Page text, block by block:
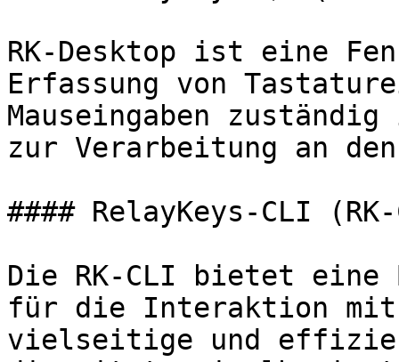
RK-Desktop ist eine
Erfassung von
Mauseingaben
zur Verarbeitung an
#### RelayKeys-CLI
Die RK-CLI bietet
für die Interaktion mit
vielseitige und